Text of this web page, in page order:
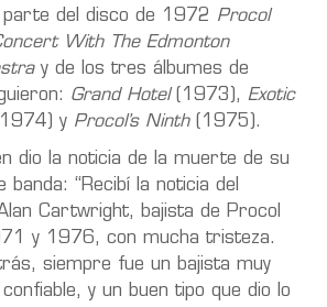
parte del disco de 1972 Procol
With The Edmonton
y de los tres álbumes de
Grand Hotel (1973), Exotic
y Procol’s Ninth(1975).
dio la noticia de la muerte de su
banda: “Recibí la noticia del
Cartwright, bajista de Procol
y 1976, con mucha tristeza.
siempre fue un bajista muy
y un buen tipo que dio lo